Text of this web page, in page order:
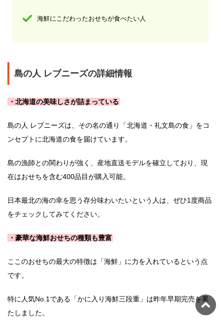
海鮮にこだわったおせちが食べたい人
島の人 レブニーズの詳細情報
・北海道の美味しさが詰まっている
島の人 レブニーズは、その名の通り「北海道・礼文島の食」をコ
ンセプトに北海道の食を届けています。
島の漁師との関わりが強く、産地直送モデルを確立しており、現
在はおせちを含む400品目が購入可能。
日本最北の海の幸を思う存分味わいたいという人は、ぜひ1度商品
をチェックしてみてください。
・豪華な海鮮おせちの種類も豊富
ここのおせちの最大の特徴は「海鮮」に力を入れているという点
です。
特に人気No.1である「かに入り海鮮三段重」は昨年早期完売を果
たしました。